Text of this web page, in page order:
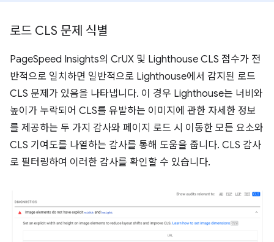
로드 CLS 문제 식별
PageSpeed Insights의 CrUX 및 Lighthouse CLS 점수가 전
반적으로 일치하면 일반적으로 Lighthouse에서 감지된 로드
CLS 문제가 있음을 나타냅니다. 이 경우 Lighthouse는 너비와
높이가 누락되어 CLS를 유발하는 이미지에 관한 자세한 정보
를 제공하는 두 가지 감사와 페이지 로드 시 이동한 모든 요소와
CLS 기여도를 나열하는 감사를 통해 도움을 줍니다. CLS 감사
로 필터링하여 이러한 감사를 확인할 수 있습니다.